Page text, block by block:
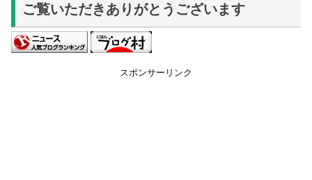
ご覧いただきありがとうございます
スポンサーリンク